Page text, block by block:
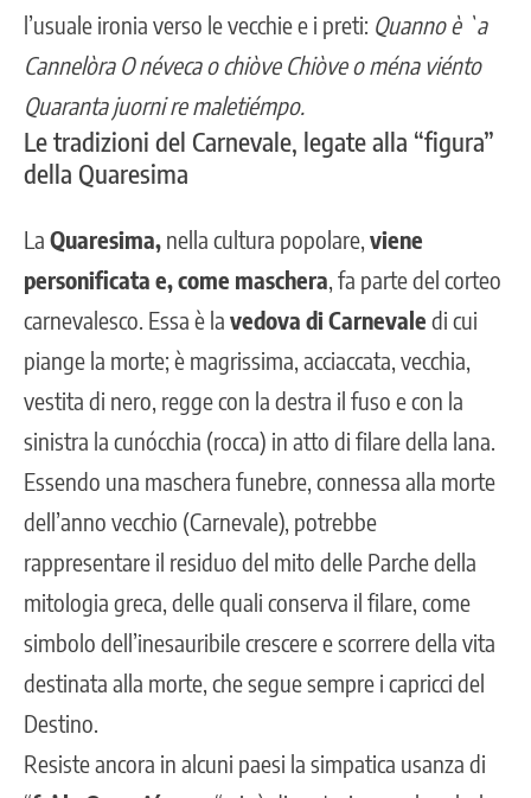
l’usuale ironia verso le vecchie e i preti: Quanno è `a
Cannelòra O néveca o chiòve Chiòve o ména viénto
Quaranta juorni re maletiémpo.
Le tradizioni del Carnevale, legate alla “figura”
della Quaresima
La Quaresima, nella cultura popolare, viene
personificata e, come maschera, fa parte del corteo
carnevalesco. Essa è la vedova di Carnevale di cui
piange la morte; è magrissima, acciaccata, vecchia,
vestita di nero, regge con la destra il fuso e con la
sinistra la cunócchia (rocca) in atto di filare della lana.
Essendo una maschera funebre, connessa alla morte
dell’anno vecchio (Carnevale), potrebbe
rappresentare il residuo del mito delle Parche della
mitologia greca, delle quali conserva il filare, come
simbolo dell’inesauribile crescere e scorrere della vita
destinata alla morte, che segue sempre i capricci del
Destino.
Resiste ancora in alcuni paesi la simpatica usanza di